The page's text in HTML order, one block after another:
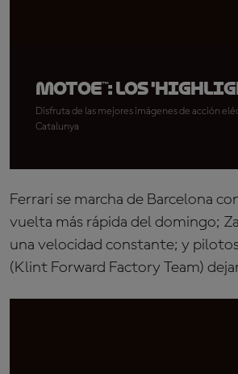
MotoE™: Los
Disfruta de las mejores imágenes de acción
Catalunya
Ferrari se marcha de Barcelona
vuelta más rápida del domingo;
una velocidad constante; y
(Klint Forward Factory Team)